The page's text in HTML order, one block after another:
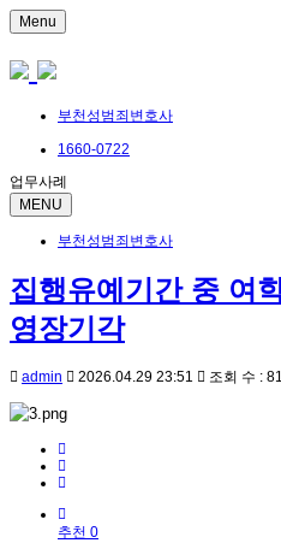
Menu
부천성범죄변호사
1660-0722
업무사례
MENU
부천성범죄변호사
집행유예기간 중 여
영장기각
admin 2026.04.29 23:51 조회 수 : 81
추천 0